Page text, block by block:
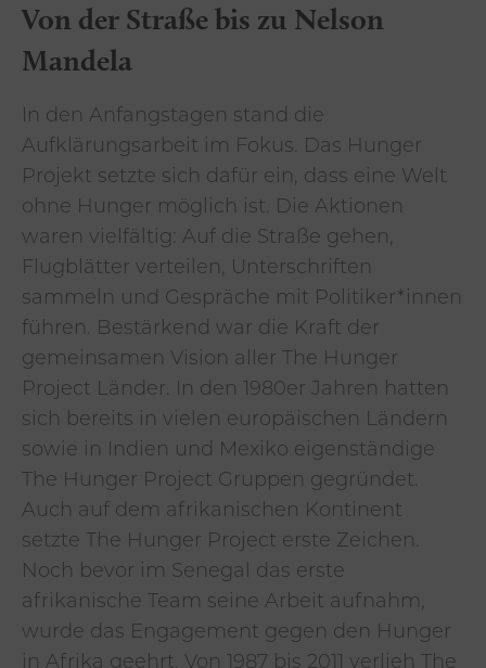
Von der Straße bis zu Nelson
Mandela
In den Anfangstagen stand die
Aufklärungsarbeit im Fokus. Das Hunger
Projekt setzte sich dafür ein, dass eine Welt
ohne Hunger möglich ist. Die Aktionen
waren vielfältig: Auf die Straße gehen,
Flugblätter verteilen, Unterschriften
sammeln und Gespräche mit Politiker*innen
führen. Bestärkend war die Kraft der
gemeinsamen Vision aller The Hunger
Project Länder. In den 1980er Jahren hatten
sich bereits in vielen europäischen Ländern
sowie in Indien und Mexiko eigenständige
The Hunger Project Gruppen gegründet.
Auch auf dem afrikanischen Kontinent
setzte The Hunger Project erste Zeichen.
Noch bevor im Senegal das erste
afrikanische Team seine Arbeit aufnahm,
wurde das Engagement gegen den Hunger
in Afrika geehrt. Von 1987 bis 2011 verlieh The